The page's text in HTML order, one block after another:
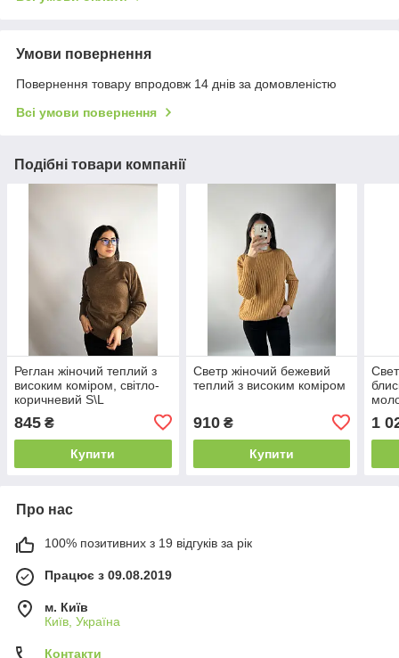
Умови повернення
Повернення товару впродовж 14 днів за домовленістю
Всі умови повернення
Подібні товари компанії
Реглан жіночий теплий з
високим коміром, світло-
коричневий S\L
845 ₴
Купити
Светр жіночий бежевий
теплий з високим коміром
910₴
Купити
1
Про нас
100% позитивних з 19 відгуків за рік
Працює з 09.08.2019
м. Київ
Київ, Україна
Контакти